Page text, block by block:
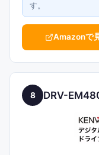
す。
Amazonで
8 DRV-